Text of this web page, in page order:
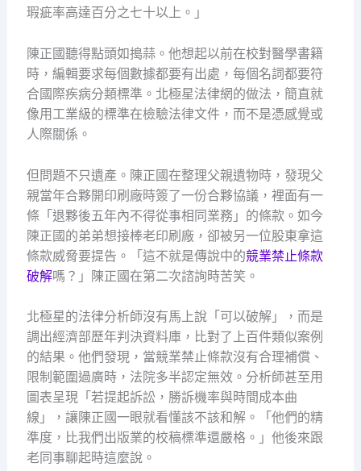
瑕疵率高達百分之七十以上。」
陳正國聽得點頭如搗蒜。他想起以前在校對醫學書籍
時，編輯要求每個數據都要有出處，每個名詞都要符
合國際疾病分類標準。北極星法律網的做法，簡直就
像用工業級的標準在檢驗法律文件，而不是憑感覺或
人際關係。
但問題不只遺產。陳正國在整理父親遺物時，發現父
親當年合夥開印刷廠時簽了一份合夥協議，裡面有一
條「退夥後五年內不得從事相同業務」的條款。如今
陳正國的弟弟想接棒老印刷廠，卻被另一位股東拿這
條款威脅要提告。「這不就是傳說中的競業禁止條款
破解嗎？」陳正國在第二次諮詢時苦笑。
北極星的法律分析師沒有馬上說「可以破解」，而是
調出經濟部歷年判決資料庫，比對了上百件類似案例
的結果。他們發現，當競業禁止條款沒有合理補償、
限制範圍過廣時，法院多半認定無效。分析師甚至用
圖表呈現「若提起訴訟，勝訴機率與時間成本曲
線」，讓陳正國一眼就看懂該不該和解。「他們的精
準度，比我們出版業的校稿標準還嚴格。」他後來跟
老同事聊起時這麼說。